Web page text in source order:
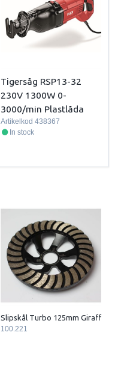
Tigersåg RSP13-32
230V 1300W 0-
3000/min Plastlåda
Artikelkod 438367
In stock
Slipskål Turbo 125mm Giraff
100.221